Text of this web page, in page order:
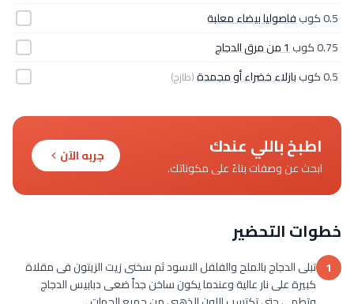
0.5 كوب
فاصوليا بيضاء معلبة
0.75 كوب
1 من مرق الدجاج
0.5 كوب
بازلاء خضراء أو مجمدة(طازج)
اطبخ باللي عندك
ابحث عن وصفات بناءً على مكوناتك.
جربه الآن
خطوات التحضير
1 تبلى الدجاج بالملح والفلفل الاسود ثم سخنى زيت الزيتون فى مقلاة
كبيرة على نار عالية وعندما يكون ساخن جداً ضعى دبابيس الدجاج